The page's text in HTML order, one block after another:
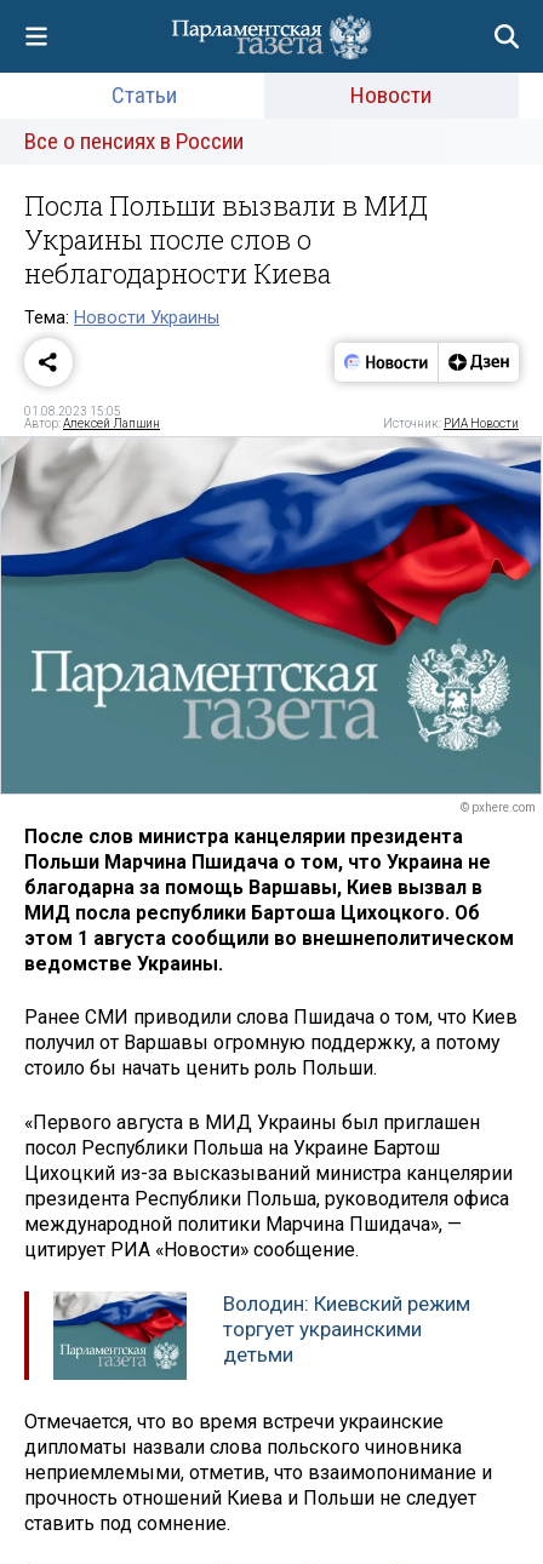
Статьи
Новости
Все о пенсиях в России
Посла Польши вызвали в МИД
Украины после слов о
неблагодарности Киева
Тема: Новости Украины
01.08.2023 15:05
Автор:Алексей Лапшин Источник: РИА Новости
© pxhere.com
После слов министра канцелярии президента
Польши Марчина Пшидача о том, что Украина не
благодарна за помощь Варшавы, Киев вызвал в
МИД посла республики Бартоша Цихоцкого. Об
этом 1 августа сообщили во внешнеполитическом
ведомстве Украины.
Ранее СМИ приводили слова Пшидача о том, что Киев
получил от Варшавы огромную поддержку, а потому
стоило бы начать ценить роль Польши.
«Первого августа в МИД Украины был приглашен
посол Республики Польша на Украине Бартош
Цихоцкий из-за высказываний министра канцелярии
президента Республики Польша, руководителя офиса
международной политики Марчина Пшидача», —
цитирует РИА «Новости» сообщение.
Володин: Киевский режим
торгует украинскими
детьми
Отмечается, что во время встречи украинские
дипломаты назвали слова польского чиновника
неприемлемыми, отметив, что взаимопонимание и
прочность отношений Киева и Польши не следует
ставить под сомнение.